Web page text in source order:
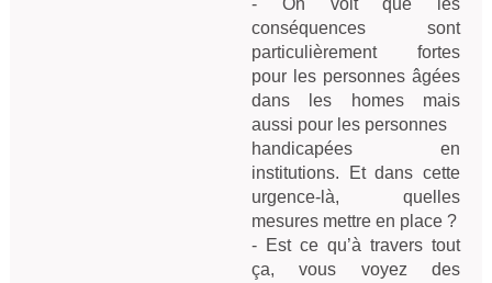
- On voit que les
conséquences sont
particulièrement fortes
pour les personnes âgées
dans les homes mais
aussi pour les personnes
handicapées en
institutions. Et dans cette
urgence-là, quelles
mesures mettre en place ?
- Est ce qu’à travers tout
ça, vous voyez des